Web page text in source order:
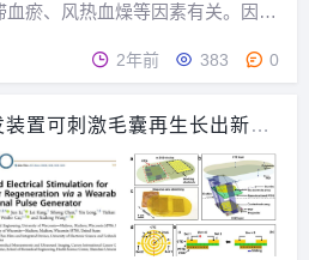
血瘀、风热血燥等因素有关。因为
为气血生化之源，脾胃功能的好
影响到头发的光泽、荣枯、生长与
。头发的生机，根源于肾，肾生
通脑，主骨，其华...
2年前 383 0
置可刺激毛囊再生长出新头